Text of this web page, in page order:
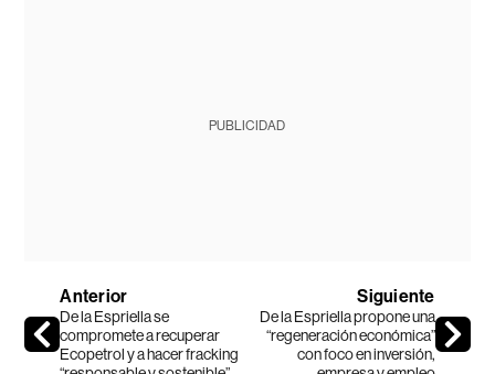
PUBLICIDAD
Anterior
De la Espriella se
compromete a recuperar
Ecopetrol y a hacer fracking
Siguiente
De la Espriella propone una
“regeneración económica”
con foco en inversión,